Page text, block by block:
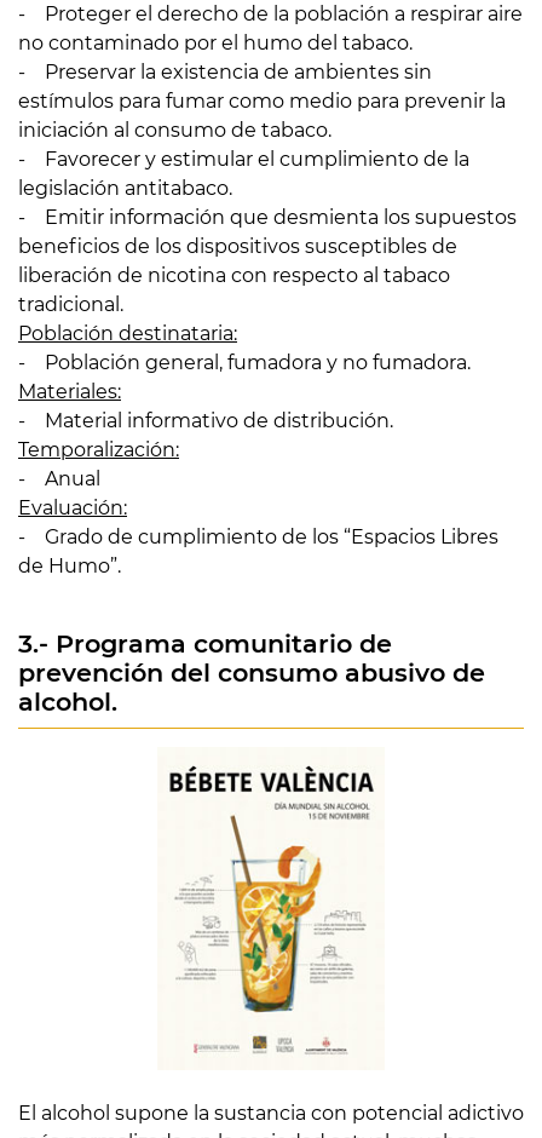
- Proteger el derecho de la población a respirar aire
no contaminado por el humo del tabaco.
- Preservar la existencia de ambientes sin
estímulos para fumar como medio para prevenir la
iniciación al consumo de tabaco.
- Favorecer y estimular el cumplimiento de la
legislación antitabaco.
- Emitir información que desmienta los supuestos
beneficios de los dispositivos susceptibles de
liberación de nicotina con respecto al tabaco
tradicional.
Población destinataria:
- Población general, fumadora y no fumadora.
Materiales:
- Material informativo de distribución.
Temporalización:
- Anual
Evaluación:
- Grado de cumplimiento de los “Espacios Libres
de Humo”.
3.- Programa comunitario de
prevención del consumo abusivo de
alcohol.
El alcohol supone la sustancia con potencial adictivo